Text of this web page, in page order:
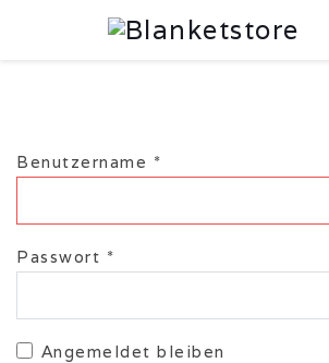
Benutzername *
Passwort *
Angemeldet bleiben